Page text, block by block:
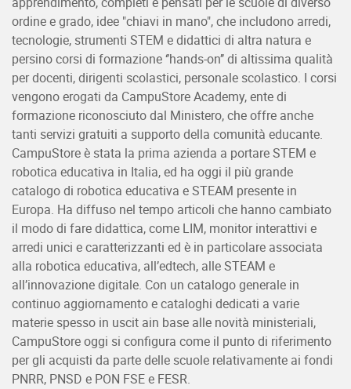
ordine e grado, idee "chiavi in mano", che includono arredi,
tecnologie, strumenti STEM e didattici di altra natura e
persino corsi di formazione ‘’hands-on’’ di altissima qualità
per docenti, dirigenti scolastici, personale scolastico. I corsi
vengono erogati da CampuStore Academy, ente di
formazione riconosciuto dal Ministero, che offre anche
tanti servizi gratuiti a supporto della comunità educante.
CampuStore è stata la prima azienda a portare STEM e
robotica educativa in Italia, ed ha oggi il più grande
catalogo di robotica educativa e STEAM presente in
Europa. Ha diffuso nel tempo articoli che hanno cambiato
il modo di fare didattica, come LIM, monitor interattivi e
arredi unici e caratterizzanti ed è in particolare associata
alla robotica educativa, all’edtech, alle STEAM e
all’innovazione digitale. Con un catalogo generale in
continuo aggiornamento e cataloghi dedicati a varie
materie spesso in uscit ain base alle novità ministeriali,
CampuStore oggi si configura come il punto di riferimento
per gli acquisti da parte delle scuole relativamente ai fondi
PNRR, PNSD e PON FSE e FESR.